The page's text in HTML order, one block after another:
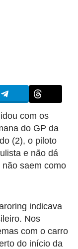
com os
do GP da
(2), o piloto
e não dá
saem como
indicava
Nos
com o carro
do início da